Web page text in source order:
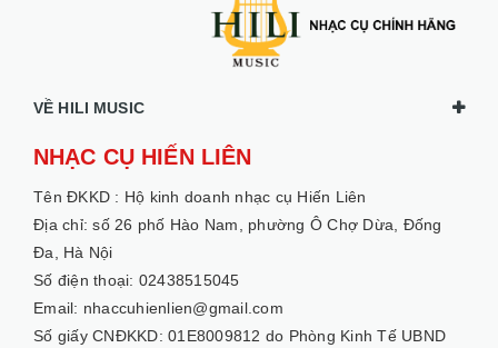
NHẠC CỤ HIẾN LIÊN
Hộ kinh doanh nhạc cụ Hiến Liên
Địa chỉ: số 26 phố Hào Nam, phường Ô Chợ Dừa, Đống
Đa, Hà Nội
Số điện thoại: 02438515045
Email: nhaccuhienlien@gmail.com
Số giấy CNĐKKD: 01E8009812 do Phòng Kinh Tế UBND
quận Đống Đa cấp ngày 22/10/2008
Cơ sở 1 :26 phố Hào Nam, P Ô Chợ Dừa, Q Đống Đa, TP